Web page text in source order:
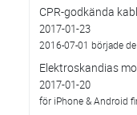
CPR-godkända
2017-01-23
2016-07-01 började
Elektroskandias
2017-01-20
för iPhone & Android